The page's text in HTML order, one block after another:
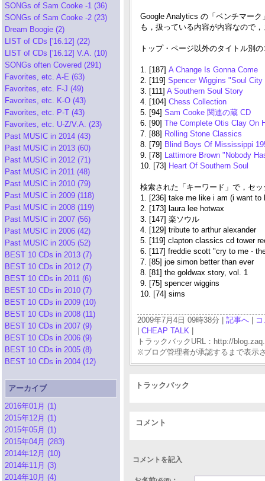
SONGs of Sam Cooke -1 (36)
SONGs of Sam Cooke -2 (23)
Dream Boogie (2)
LIST of CDs ['16.12] (22)
LIST of CDs ['16.12] V.A. (10)
SONGs often Covered (291)
Favorites, etc. A-E (63)
Favorites, etc. F-J (49)
Favorites, etc. K-O (43)
Favorites, etc. P-T (43)
Favorites, etc. U-Z/V.A. (23)
Past MUSIC in 2014 (43)
Past MUSIC in 2013 (60)
Past MUSIC in 2012 (71)
Past MUSIC in 2011 (48)
Past MUSIC in 2010 (79)
Past MUSIC in 2009 (118)
Past MUSIC in 2008 (119)
Past MUSIC in 2007 (56)
Past MUSIC in 2006 (42)
Past MUSIC in 2005 (52)
BEST 10 CDs in 2013 (7)
BEST 10 CDs in 2012 (7)
BEST 10 CDs in 2011 (6)
BEST 10 CDs in 2010 (7)
BEST 10 CDs in 2009 (10)
BEST 10 CDs in 2008 (11)
BEST 10 CDs in 2007 (9)
BEST 10 CDs in 2006 (9)
BEST 10 CDs in 2005 (8)
BEST 10 CDs in 2004 (12)
アーカイブ
2016年01月 (1)
2015年12月 (1)
2015年05月 (1)
2015年04月 (283)
2014年12月 (10)
2014年11月 (3)
2014年10月 (4)
Google Analytics の「ベンチマー
も，扱っている内容が内容なので
トップ・ページ以外のタイトル別
1. [187] A Change Is Gonna Come
2. [119] Spencer Wiggins "Soul
3. [111] A Southern Soul Story
4. [104] Chess Collection
5. [94] Sam Cooke 関連の蔵 CD
6. [90] The Complete Otis Clay On
7. [88] Rolling Stone Classics
8. [79] Blind Boys Of Mississippi
9. [78] Lattimore Brown "Nobody
10. [73] Heart Of Southern Soul
検索された「キーワード」で，セ
1. [236] take me like i am (i want to
2. [173] laura lee hotwax
3. [147] 楽ソウル
4. [129] tribute to arthur alexander
5. [119] clapton classics cd tower
6. [117] freddie scott "cry to me -
7. [85] joe simon better than ever
8. [81] the goldwax story, vol. 1
9. [75] spencer wiggins
10. [74] sims
2009年7月4日 09時38分 | 記事へ
CHEAP TALK
トラックバックURL：http://
※ブログ管理者が承認するまで表示
トラックバック
コメント
コメントを記入